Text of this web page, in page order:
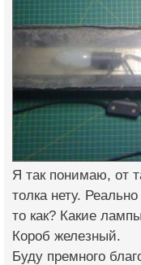
Я так понимаю, от
толка нету.
то как? Какие
Короб железный.
Буду премного